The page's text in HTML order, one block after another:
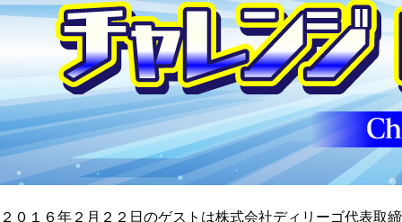
２０１６年２月２２日のゲストは株式会社ディリーゴ代表取締